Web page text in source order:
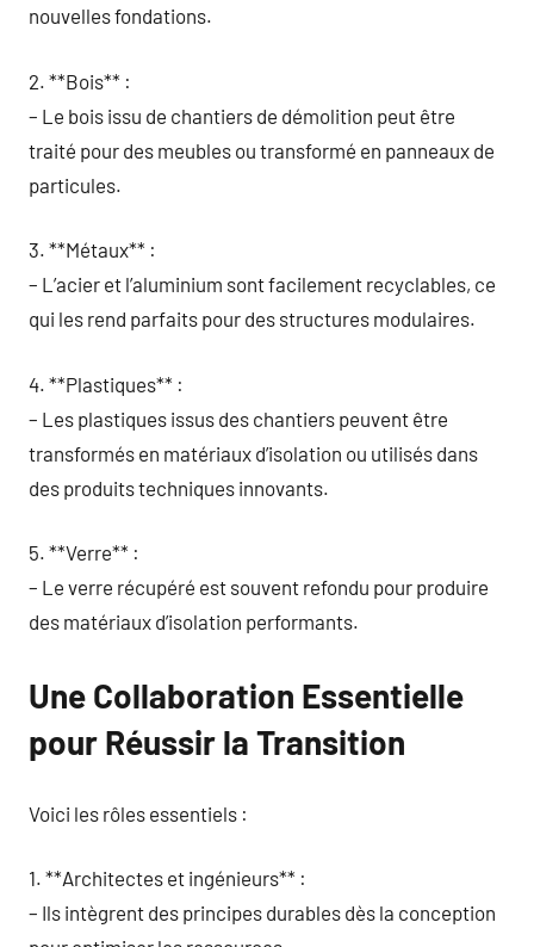
nouvelles fondations.
2. **Bois** :
– Le bois issu de chantiers de démolition peut être
traité pour des meubles ou transformé en panneaux de
particules.
3. **Métaux** :
– L’acier et l’aluminium sont facilement recyclables, ce
qui les rend parfaits pour des structures modulaires.
4. **Plastiques** :
– Les plastiques issus des chantiers peuvent être
transformés en matériaux d’isolation ou utilisés dans
des produits techniques innovants.
5. **Verre** :
– Le verre récupéré est souvent refondu pour produire
des matériaux d’isolation performants.
Une Collaboration Essentielle
pour Réussir la Transition
Voici les rôles essentiels :
1. **Architectes et ingénieurs** :
– Ils intègrent des principes durables dès la conception